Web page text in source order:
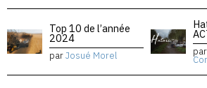
Top 10 de l’année
2024
parJosué Morel par